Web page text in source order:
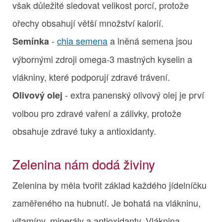
však důležité sledovat velikost porcí, protože
ořechy obsahují větší množství kalorií.
Semínka- chia semenaa lněná semena jsou
výbornými zdroji omega-3 mastných kyselin a
vlákniny, které podporují zdravé trávení.
Olivový olej - extra panenský olivový olej je prví
volbou pro zdravé vaření a zálivky, protože
obsahuje zdravé tuky a antioxidanty.
Zelenina nám dodá živiny
Zelenina by měla tvořit základ každého jídelníčku
zaměřeného na hubnutí. Je bohatá na vlákninu,